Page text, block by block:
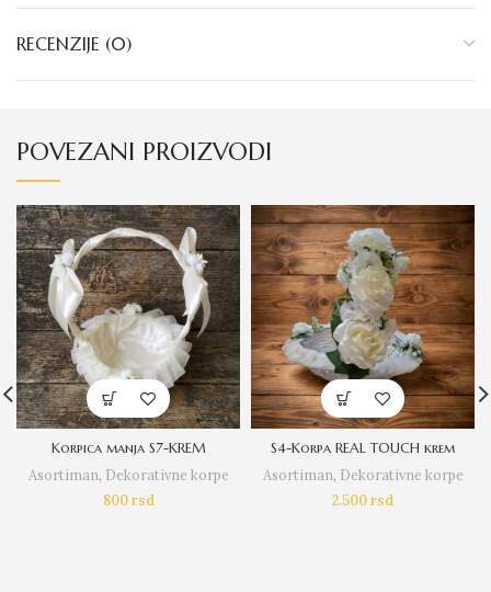
RECENZIJE (0)
POVEZANI PROIZVODI
Korpica manja S7-KREM
Asortiman, Dekorativne korpe
800rsd
S4-Korpa REAL TOUCH krem
Asortiman, Dekorativne korpe
2.500rsd